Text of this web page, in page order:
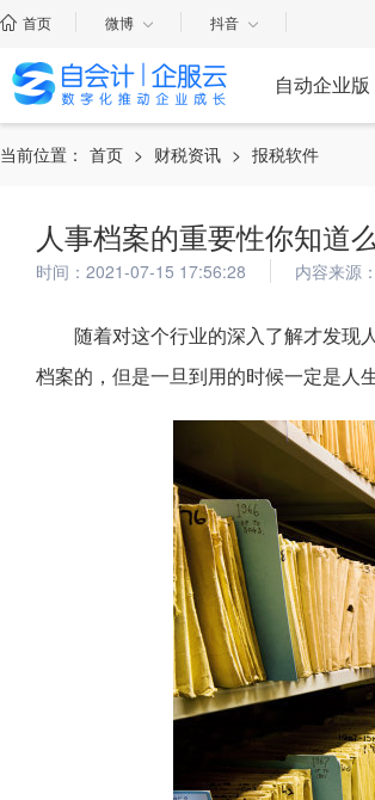
首页 微博 抖音
自动企业版
当前位置： 首页 > 财税资讯 > 报税软件
人事档案的重要性你知道
时间：2021-07-15 17:56:28 内容来源
随着对这个行业的深入了解才发现
档案的，但是一旦到用的时候一定是人